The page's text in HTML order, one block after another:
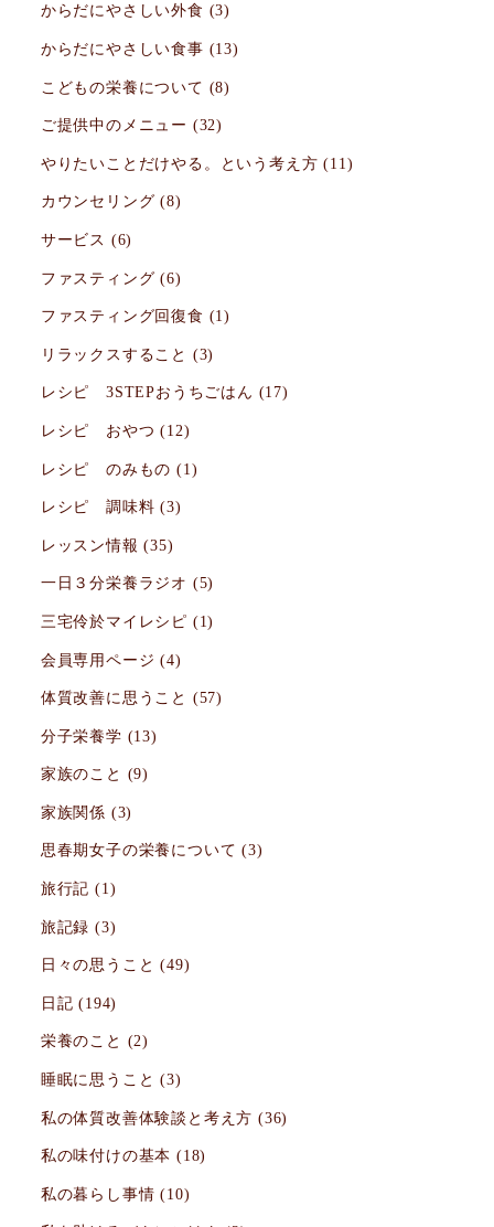
からだにやさしい外食 (3)
からだにやさしい食事 (13)
こどもの栄養について (8)
ご提供中のメニュー (32)
やりたいことだけやる。という考え方 (11)
カウンセリング (8)
サービス (6)
ファスティング (6)
ファスティング回復食 (1)
リラックスすること (3)
レシピ 3STEPおうちごはん (17)
レシピ おやつ (12)
レシピ のみもの (1)
レシピ 調味料 (3)
レッスン情報 (35)
一日３分栄養ラジオ (5)
三宅伶於マイレシピ (1)
会員専用ページ (4)
体質改善に思うこと (57)
分子栄養学 (13)
家族のこと (9)
家族関係 (3)
思春期女子の栄養について (3)
旅行記 (1)
旅記録 (3)
日々の思うこと (49)
日記 (194)
栄養のこと (2)
睡眠に思うこと (3)
私の体質改善体験談と考え方 (36)
私の味付けの基本 (18)
私の暮らし事情 (10)